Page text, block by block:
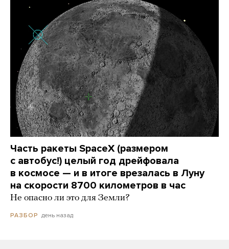
Часть ракеты SpaceX (размером
с автобус!) целый год дрейфовала
в космосе — и в итоге врезалась в Луну
на скорости 8700 километров в час
Не опасно ли это для Земли?
РАЗБОР день назад